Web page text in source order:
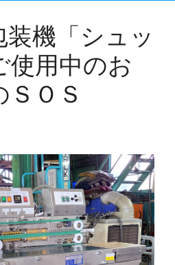
機「シュッ
使用中のお
ＯＳ